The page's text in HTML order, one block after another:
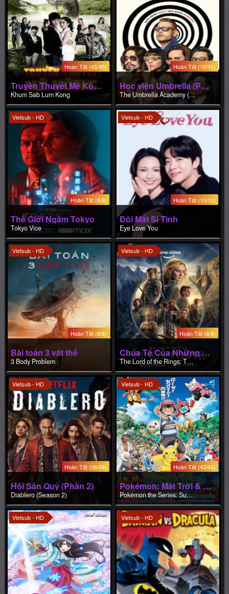
Hoàn Tất (45/45)
Truyền Thuyết Mê Kông
Khum Sab Lum Kong
Hoàn Tất (10/10)
Học viện Umbrella (Phần 2)
The Umbrella Academy (Season 2)
Vietsub - HD
Hoàn Tất (8/8)
Thế Giới Ngầm Tokyo
Tokyo Vice
Vietsub - HD
Hoàn Tất (10/10)
Đôi Mắt Si Tình
Eye Love You
Vietsub - HD
Hoàn Tất (8/8)
Bài toán 3 vật thể
3 Body Problem
Vietsub - HD
Hoàn Tất (8/8)
Chúa Tể Của Những Chiếc Nhẫn: Những Chiếc Nhẫn Quyền Năng
The Lord of the Rings: The Rings of Power
Vietsub - HD
Hoàn Tất (06/06)
Hội Săn Quỷ (Phần 2)
Diablero (Season 2)
Vietsub - HD
Hoàn Tất (43/43)
Pokémon: Mặt Trời & Mặt Trăng (Phần 1)
Pokémon the Series: Sun & Moon (Season 1)
Vietsub - HD Vietsub - HD